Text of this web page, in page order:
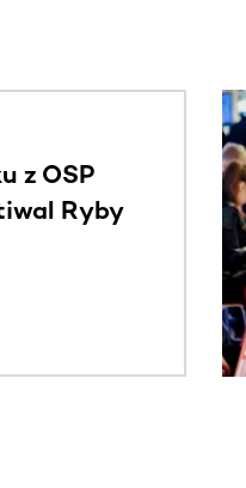
Tab lub przesuń
z OSP
Ryby